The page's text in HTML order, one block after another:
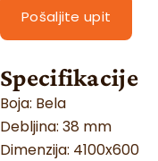
Pošaljite upit
Specifikacije
Boja: Bela
Debljina: 38 mm
Dimenzija: 4100x600